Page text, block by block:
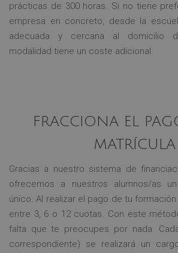
prácticas de 300 horas. Si no tiene
empresa en concreto, desde la
adecuada y cercana al domicilio
modalidad tiene un coste adicional.
FRACCIONA EL
MATRÍCULA
Gracias a nuestro sistema de
ofrecemos a nuestros alumnos/as
único. Al realizar el pago de tu
entre 3, 6 o 12 cuotas. Con este
falta que te preocupes por nada.
correspondiente) se realizará un